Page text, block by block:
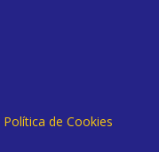
Política de Cookies